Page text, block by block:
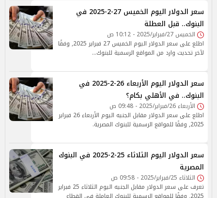
سعر الدولار اليوم الخميس 27-2-2025 في
البنوك.. قبل العطلة
الخميس 27/فبراير/2025 - 10:12 ص
اطلع على سعر الدولار اليوم الخميس 27 فبراير 2025, وفقًا
لآخر تحديث وارد من المواقع الرسمية للبنوك...
سعر الدولار اليوم الأربعاء 26-2-2025 في
البنوك.. في الأهلي بكام؟
الأربعاء 26/فبراير/2025 - 09:48 ص
اطلع على سعر الدولار مقابل الجنيه اليوم الأربعاء 26 فبراير
2025, وفقًا للمواقع الرسمية للبنوك المصرية.
سعر الدولار اليوم الثلاثاء 25-2-2025 في البنوك
المصرية
الثلاثاء 25/فبراير/2025 - 09:58 ص
تعرف على سعر الدولار مقابل الجنيه اليوم الثلاثاء 25 فبراير